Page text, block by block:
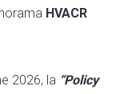
HVACR
2026, la “Policy